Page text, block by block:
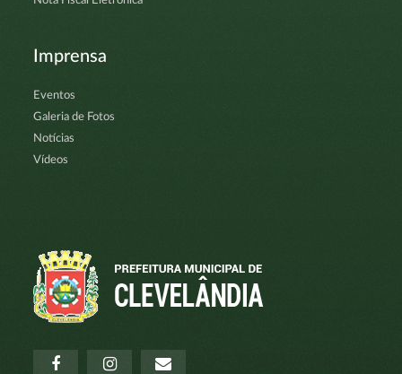
Imprensa
Eventos
Galeria de Fotos
Notícias
Vídeos